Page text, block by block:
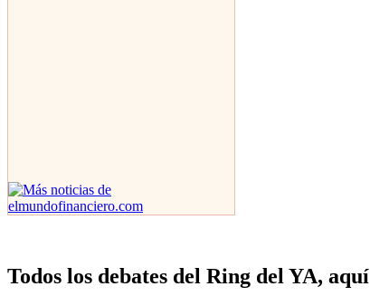
Todos los debates del Ring del YA, aquí